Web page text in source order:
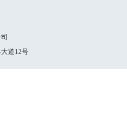
道12号